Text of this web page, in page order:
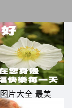
心情，是人生唯
的事情。新的一
片大全 最美